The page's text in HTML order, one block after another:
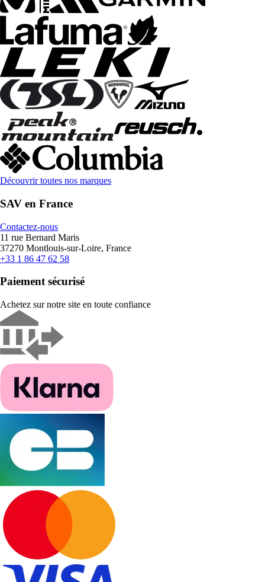
Découvrir toutes nos marques
SAV en France
Contactez-nous
11 rue Bernard Maris
37270 Montlouis-sur-Loire, France
+33 1 86 47 62 58
Paiement sécurisé
Achetez sur notre site en toute confiance